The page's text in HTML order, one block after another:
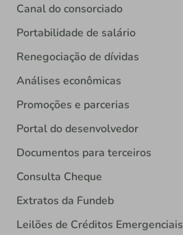
Canal do consorciado
Portabilidade de salário
Renegociação de dívidas
Análises econômicas
Promoções e parcerias
Portal do desenvolvedor
Documentos para terceiros
Consulta Cheque
Extratos da Fundeb
Leilões de Créditos Emergenciais